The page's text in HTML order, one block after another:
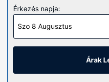
melyekben konyhák, főzőlap
található. Kapcsolatban
családtagjaival, vagy éppen
a szobákban ingyenes
is elérhető.
Az ingatlanhoz tartozó
Érkezés napja:
Szo 8 Augusztus
Árak